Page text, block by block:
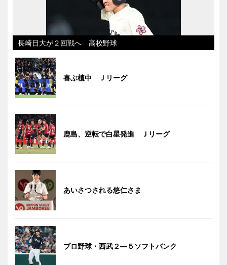
長崎日大が２回戦へ 高校野球
喜ぶ植中 Ｊリーグ
鹿島、逆転で白星発進 Ｊリーグ
あいさつされる悠仁さま
プロ野球・西武２―５ソフトバンク